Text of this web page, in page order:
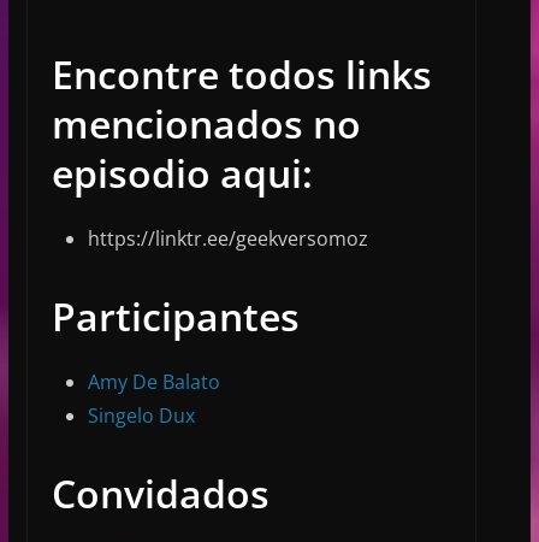
Encontre todos links
mencionados no
episodio aqui:
https://linktr.ee/geekversomoz
Participantes
⁠⁠⁠⁠Amy De Balato⁠⁠⁠⁠
⁠⁠⁠⁠Singelo Dux⁠⁠⁠⁠
Convidados